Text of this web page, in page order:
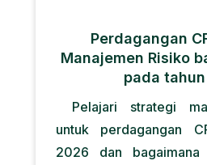
Perdagangan
Manajemen Risiko
pada
Pelajari strategi
untuk perdagangan
2026 dan bagaimana